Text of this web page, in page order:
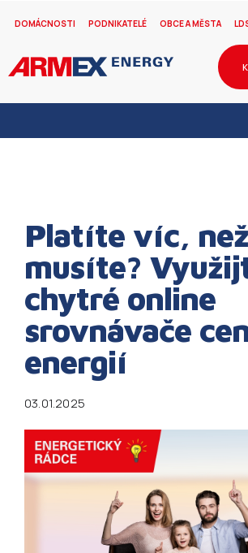
DOMÁCNOSTI PODNIKATELÉ OBCE A MĚSTA
Platíte víc, než
musíte?
chytré online
srovnávače
energií
03.01.2025